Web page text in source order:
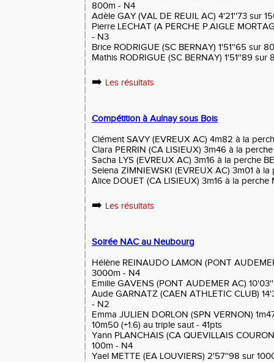
800m - N4
Adèle GAY (VAL DE REUIL AC) 4'21''73 sur
Pierre LECHAT (A PERCHE P.AIGLE
- N3
Brice RODRIGUE (SC BERNAY) 1'51''65 sur
Mathis RODRIGUE (SC BERNAY) 1'51''89 sur
➡️ Les résultats
Compétition à Aulnay sous Bois
Clément SAVY (EVREUX AC) 4m82 à la
Clara PERRIN (CA LISIEUX) 3m46 à la
Sacha LYS (EVREUX AC) 3m16 à la perche
Selena ZIMNIEWSKI (EVREUX AC) 3m01 à
Alice DOUET (CA LISIEUX) 3m16 à la perche
➡️ Les résultats
Soirée NAC au Neubourg
Hélène REINAUDO LAMON (PONT
3000m - N4
Emilie GAVENS (PONT AUDEMER AC)
Aude GARNATZ (CAEN ATHLETIC CLUB)
- N2
Emma JULIEN DORLON (SPN VERNON)
10m50 (+1.6) au triple saut - 41pts
Yann PLANCHAIS (CA QUEVILLAIS
100m - N4
Yael METTE (EA LOUVIERS) 2'57''98 sur